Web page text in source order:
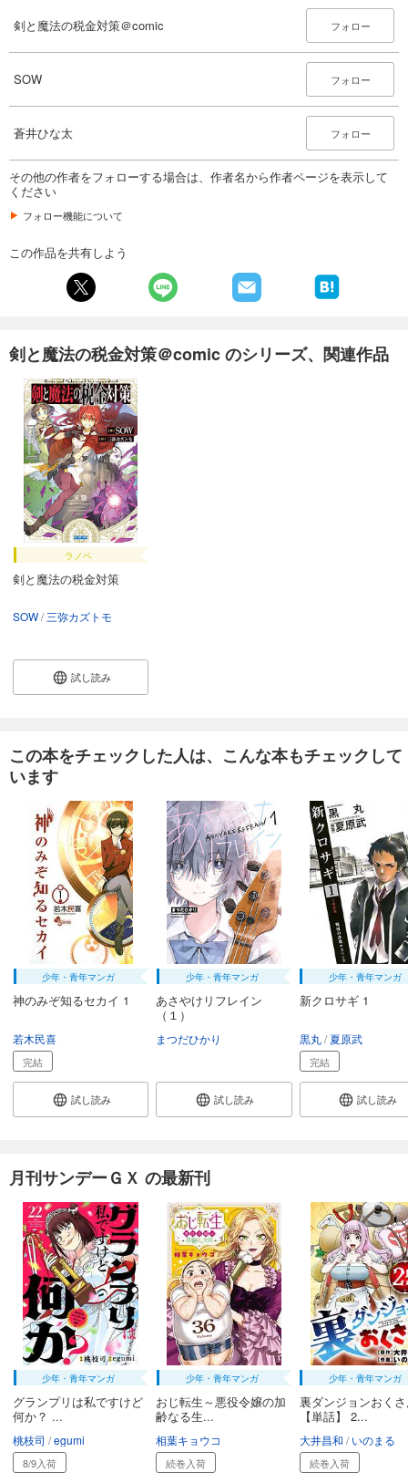
剣と魔法の税金対策＠comic フォロー
SOW フォロー
蒼井ひな太 フォロー
その他の作者をフォローする場合は、作者名から作者ページを表示して
ください
フォロー機能について
この作品を共有しよう
剣と魔法の税金対策＠comic のシリーズ、関連作品
ラノベ
剣と魔法の税金対策
SOW 三弥カズトモ
試し読み
この本をチェックした人は、こんな本もチェックして
います
少年・青年マンガ
神のみぞ知るセカイ 1
若木民喜
完結
試し読み
少年・青年マンガ
あさやけリフレイン
（１）
まつだひかり
試し読み
少年・青年マンガ
新クロサギ 1
黒丸 夏原武
完結
試し読み
月刊サンデーＧＸ の最新刊
少年・青年マンガ
グランプリは私ですけど
何か？ ...
桃枝司 egumi
8/9入荷
少年・青年マンガ
おじ転生～悪役令嬢の加
齢なる生...
相葉キョウコ
続巻入荷
少年・青年マンガ
裏ダンジョンおく
【単話】 2...
大井昌和 いのまる
続巻入荷